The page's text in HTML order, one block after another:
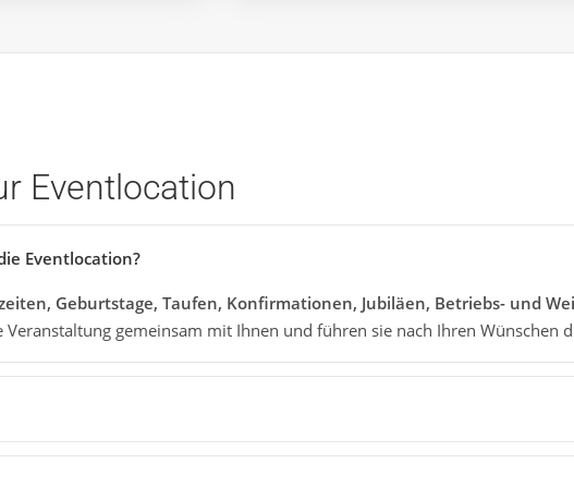
Eventlocation
Eventlocation?
Geburtstage, Taufen, Konfirmationen, Jubiläen, Betriebs- und
Veranstaltung gemeinsam mit Ihnen und führen sie nach Ihren Wünschen